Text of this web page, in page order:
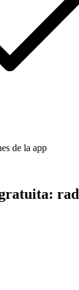
de la app